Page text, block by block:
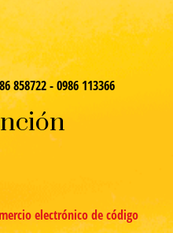
858722 - 0986 113366
electrónico de código